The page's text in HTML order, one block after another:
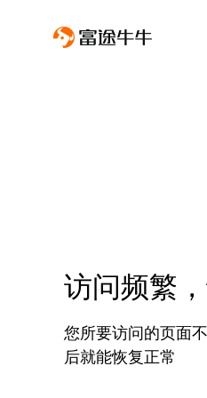
访问频繁
您所要访问的页面
后就能恢复正常